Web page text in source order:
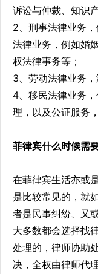
诉讼与仲裁、知识
2、刑事法律业务
法律业务，例如婚
权法律事务等；
3、劳动法律业务
4、移民法律业务
理，以及公证服务
菲律宾什么时候需
在菲律宾生活亦或
是比较常见的，就
者是民事纠纷、又
大多数都会选择找
处理的，律师协助
决，全权由律师代